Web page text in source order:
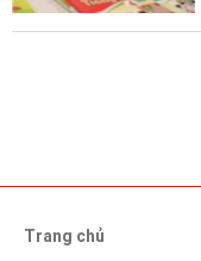
Trang chủ